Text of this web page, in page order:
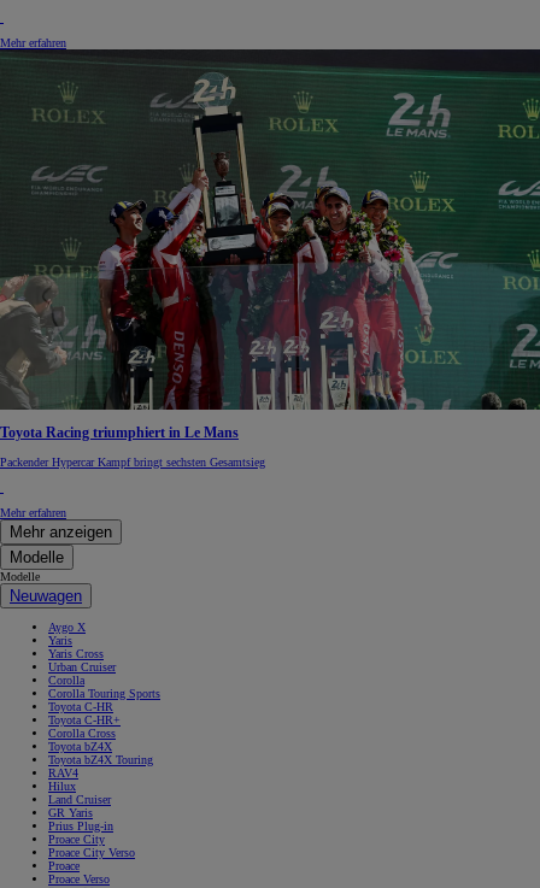
Mehr erfahren
Toyota Racing triumphiert in Le Mans
Packender Hypercar Kampf bringt sechsten Gesamtsieg
Mehr erfahren
Mehr anzeigen
Modelle
Modelle
Neuwagen
Aygo X
Yaris
Yaris Cross
Urban Cruiser
Corolla
Corolla Touring Sports
Toyota C-HR
Toyota C-HR+
Corolla Cross
Toyota bZ4X
Toyota bZ4X Touring
RAV4
Hilux
Land Cruiser
GR Yaris
Prius Plug-in
Proace City
Proace City Verso
Proace
Proace Verso